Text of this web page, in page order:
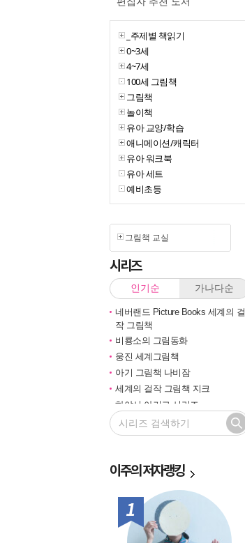
_주제별 책읽기
0~3세
4~7세
100세 그림책
그림책
놀이책
유아 교양/학습
애니메이션/캐릭터
유아 워크북
유아 세트
예비초등
그림책 교실
시리즈
인기순 가나다순
네버랜드 Picture Books 세계의 걸
작 그림책
비룡소의 그림동화
웅진 세계그림책
아기 그림책 나비잠
세계의 걸작 그림책 지크
하야시 아키코 시리즈
길벗 기적의 학습법
마루벌의 좋은 그림책
민들레 그림책
비룡소 창작그림책
전통문화 그림책 솔거나라
베틀북 그림책
이주의저자랭킹
1위